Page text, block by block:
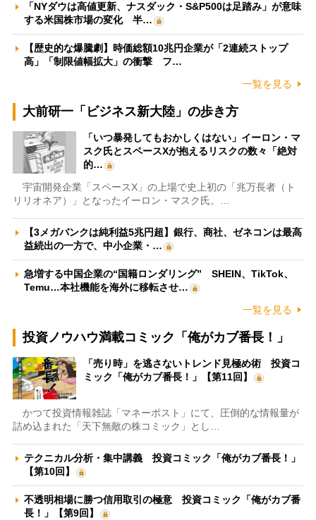
「NYダウは高値更新、ナスダック・S&P500は足踏み」が意味
する米国株市場の変化 半…
【歴史的な爆騰劇】時価総額10兆円企業が「2連続ストップ
高」「制限値幅拡大」の衝撃 フ…
一覧を見る
大前研一「ビジネス新大陸」の歩き方
「いつ暴発してもおかしくはない」イーロン・マ
スク氏とスペースXが抱えるリスクの数々「絶対
的…
宇宙開発企業「スペースX」の上場で史上初の「兆万長者（ト
リリオネア）」となったイーロン・マスク氏。…
【3メガバンクは純利益5兆円超】銀行、商社、ゼネコンは最高
益続出の一方で、中小企業・…
急増する中国企業の“国籍ロンダリング” SHEIN、TikTok、
Temu…本社機能を海外に移転させ…
一覧を見る
投資ノウハウ満載コミック「俺がカブ番長！」
「売り時」を逃さないトレンド見極め術 投資コ
ミック「俺がカブ番長！」【第11回】
かつて投資情報雑誌「マネーポスト」にて、圧倒的な情報量が
詰め込まれた「天下無敵の株コミック」とし…
テクニカル分析・集中講義 投資コミック「俺がカブ番長！」
【第10回】
不透明相場に勝つ信用取引の極意 投資コミック「俺がカブ番
長！」【第9回】